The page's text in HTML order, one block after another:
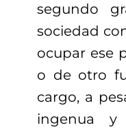
segundo
sociedad
ocupar ese
o de otro
cargo, a
ingenua y